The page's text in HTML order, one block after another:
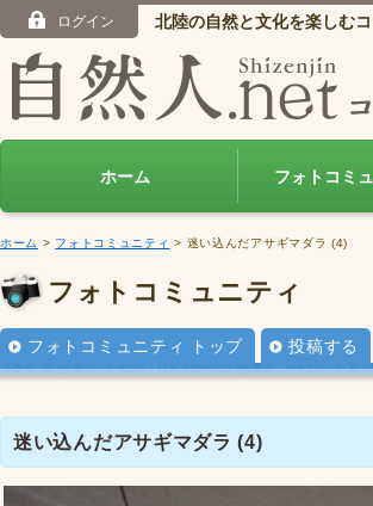
ログイン 北陸の自然と文化を楽しむ
ホーム フォトコミ
ホーム > フォトコミュニティ > 迷い込んだアサギマダラ (4)
フォトコミュニティ
フォトコミュニティ トップ 投稿する
迷い込んだアサギマダラ (4)